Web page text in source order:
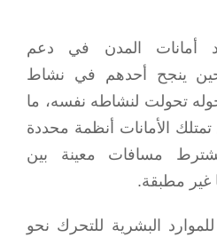
أمانات المدن في دعم
ينجح أحدهم في نشاط
تحولت لنشاطه نفسه، ما
الأمانات أنظمة محددة
مسافات معينة بين
غير مطبقة.
البشرية للتحرك نحو